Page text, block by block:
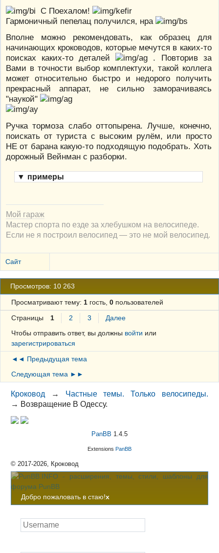
С Поехалом!
Гармоничный пепелац получился, нра
Вполне можно рекомендовать, как образец для
начинающих кроководов, которые мечутся в каких-то
поисках каких-то деталей
. Повторив за
Вами в точности выбор комплектухи, такой коллега
может относительно быстро и недорого получить
прекрасный аппарат, не сильно заморачиваясь
"наукой"
Ручка тормоза слабо оттопырена. Лучше, конечно,
поискать от туриста с высоким рулём, или просто
НЕ от барана какую-то подходящую подобрать. Хоть
дорожный Вейнман с разборки.
▼ примеры
Мой гараж
Мастер спорта по езде за хлебушком на велосипеде.
Если не я построил велосипед — это не мой велосипед.
Сайт
Просмотров: 10 263
Просматривают тему: 1гость, 0пользователей
Страницы 1 2 3
Далее
Чтобы отправить ответ, вы должны войти или
зарегистрироваться
◄◄ Предыдущая тема
Следующая тема ►►
Кроковод → Частные темы. Только велосипеды.
→ Возвращение В Одессу.
PanBB 1.4.5
Extensions PanBB
© 2017-2026, Кроковод
Добро пожаловать в стаю!x